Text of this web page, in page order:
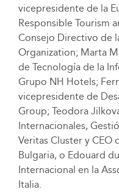
vicepresidente de la
Responsible Tourism
Consejo Directivo de
Organization; Marta
de Tecnología de la
Grupo NH Hotels;
vicepresidente de
Group; Teodora
Internacionales,
Veritas Cluster y CEO
Bulgaria, o Edouard
Internacional en la
Italia.